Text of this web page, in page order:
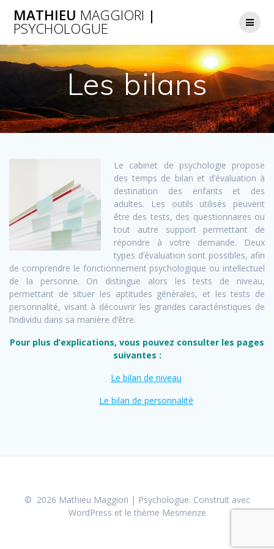
au
MATHIEU MAGGIORI |
PSYCHOLOGUE
Les bilans
Le cabinet de psychologie propose
des temps de bilan et d’évaluation à
destination des enfants et des
adultes. Les outils utilisés peuvent
être des tests, des questionnaires ou
tout autre support permettant de
répondre à votre demande. Deux
types d’évaluation sont possibles, afin
de comprendre le fonctionnement psychologique ou intellectuel
de la personne. On distingue alors les tests de niveau,
permettant de situer les aptitudes générales, et les tests de
personnalité, visant à découvrir les grandes caractéristiques de
l’individu dans sa manière d’être.
Pour plus d’explications, vous pouvez consulter les pages
suivantes :
Le bilan de niveau
Le bilan de personnalité
© 2026 Mathieu Maggiori | Psychologue. Construit avec
WordPress et le thème Mesmerize